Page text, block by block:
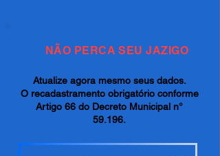
NÃO PERCA SEU JAZIGO
Atualize agora mesmo seus dados.
O recadastramento obrigatório conforme
Artigo 66 do Decreto Municipal n°
59.196.